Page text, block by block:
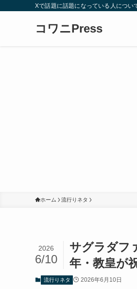
Xで話題に話題になっている人につい
コワニPress
ホーム 流行りネタ
サグラダフ
年・教皇が
2026
6/10
流行りネタ 2026年6月10日